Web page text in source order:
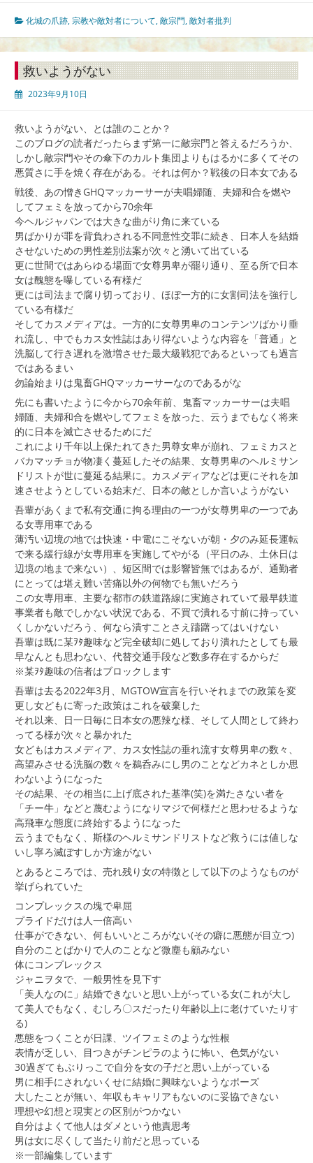
化城の爪跡,宗教や敵対者について,敵宗門,敵対者批判
救いようがない
2023年9月10日
救いようがない、とは誰のことか？
このブログの読者だったらまず第一に敵宗門と答えるだろうか、
しかし敵宗門やその傘下のカルト集団よりもはるかに多くてその
悪質さに手を焼く存在がある。それは何か？戦後の日本女である
戦後、あの憎きGHQマッカーサーが夫唱婦随、夫婦和合を燃や
してフェミを放ってから70余年
今ヘルジャパンでは大きな曲がり角に来ている
男ばかりが罪を背負わされる不同意性交罪に続き、日本人を結婚
させないための男性差別法案が次々と湧いて出ている
更に世間ではあらゆる場面で女尊男卑が罷り通り、至る所で日本
女は醜態を曝している有様だ
更には司法まで腐り切っており、ほぼ一方的に女割司法を強行し
ている有様だ
そしてカスメディアは。一方的に女尊男卑のコンテンツばかり垂
れ流し、中でもカス女性誌はあり得ないような内容を「普通」と
洗脳して行き遅れを激増させた最大級戦犯であるといっても過言
ではあるまい
勿論始まりは鬼畜GHQマッカーサーなのであるがな
先にも書いたように今から70余年前、鬼畜マッカーサーは夫唱
婦随、夫婦和合を燃やしてフェミを放った、云うまでもなく将来
的に日本を滅亡させるためにだ
これにより千年以上保たれてきた男尊女卑が崩れ、フェミカスと
バカマッチョが物凄く蔓延したその結果、女尊男卑のヘルミサン
ドリストが世に蔓延る結果に。カスメディアなどは更にそれを加
速させようとしている始末だ、日本の敵としか言いようがない
吾輩があくまで私有交通に拘る理由の一つが女尊男卑の一つであ
る女専用車である
薄汚い辺境の地では快速・中電にこそないが朝・夕のみ延長運転
で来る緩行線が女専用車を実施してやがる（平日のみ、土休日は
辺境の地まで来ない）、短区間では影響皆無ではあるが、通勤者
にとっては堪え難い苦痛以外の何物でも無いだろう
この女専用車、主要な都市の鉄道路線に実施されていて最早鉄道
事業者も敵でしかない状況である、不買で潰れる寸前に持ってい
くしかないだろう、何なら潰すことさえ躊躇ってはいけない
吾輩は既に某ｦﾀ趣味など完全破却に処しており潰れたとしても最
早なんとも思わない、代替交通手段など数多存在するからだ
※某ｦﾀ趣味の信者はブロックします
吾輩は去る2022年3月、MGTOW宣言を行いそれまでの政策を変
更し女どもに寄った政策はこれを破棄した
それ以来、日一日毎に日本女の悪辣な様、そして人間として終わ
ってる様が次々と暴かれた
女どもはカスメディア、カス女性誌の垂れ流す女尊男卑の数々、
高望みさせる洗脳の数々を鵜呑みにし男のことなどカネとしか思
わないようになった
その結果、その相当に上げ底された基準(笑)を満たさない者を
「チー牛」などと蔑むようになりマジで何様だと思わせるような
高飛車な態度に終始するようになった
云うまでもなく、斯様のヘルミサンドリストなど救うには値しな
いし寧ろ滅ぼすしか方途がない
とあるところでは、売れ残り女の特徴として以下のようなものが
挙げられていた
コンプレックスの塊で卑屈
プライドだけは人一倍高い
仕事ができない、何もいいところがない(その癖に悪態が目立つ)
自分のことばかりで人のことなど微塵も顧みない
体にコンプレックス
ジャニヲタで、一般男性を見下す
「美人なのに」結婚できないと思い上がっている女(これが大し
て美人でもなく、むしろ〇スだったり年齢以上に老けていたりす
る)
悪態をつくことが日課、ツイフェミのような性根
表情が乏しい、目つきがチンピラのように怖い、色気がない
30過ぎてもぶりっこで自分を女の子だと思い上がっている
男に相手にされないくせに結婚に興味ないようなポーズ
大したことが無い、年収もキャリアもないのに妥協できない
理想や幻想と現実との区別がつかない
自分はよくて他人はダメという他責思考
男は女に尽くして当たり前だと思っている
※一部編集しています